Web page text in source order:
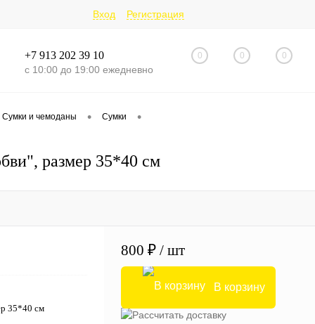
Вход Регистрация
+7 913 202 39 10
с 10:00 до 19:00 ежедневно
0 0 0
Сумки и чемоданы • Сумки •
размер 35*40 см
35*40 см
800 ₽ / шт
В корзину